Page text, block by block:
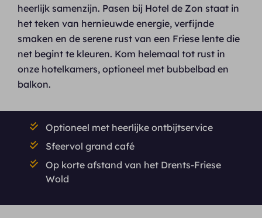
heerlijk samenzijn. Pasen bij Hotel de Zon staat in
het teken van hernieuwde energie, verfijnde
smaken en de serene rust van een Friese lente die
net begint te kleuren. Kom helemaal tot rust in
onze hotelkamers, optioneel met bubbelbad en
balkon.
Optioneel met heerlijke ontbijtservice
Sfeervol grand café
Op korte afstand van het Drents-Friese
Wold